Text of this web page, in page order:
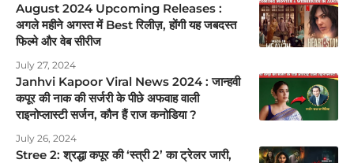
August 2024 Upcoming Releases :
अगले महीने अगस्त में Best रिलीज़, होंगी यह जबदस्त
फिल्मे और वेब सीरीज
July 27, 2024
Janhvi Kapoor Viral News 2024 : जान्हवी
कपूर की नाक की सर्जरी के पीछे अफवाह वाली
राइनोप्लास्टी सर्जन, कौन हैं राज कनोडिया ?
July 26, 2024
Stree 2: श्रद्धा कपूर की ‘स्त्री 2’ का ट्रेलर जारी,